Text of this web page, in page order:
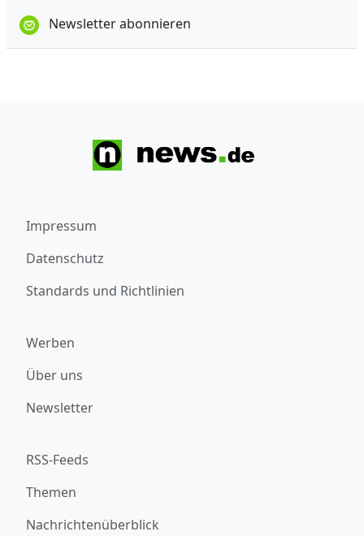
Newsletter abonnieren
Impressum
Datenschutz
Standards und Richtlinien
Werben
Über uns
Newsletter
RSS-Feeds
Themen
Nachrichtenüberblick